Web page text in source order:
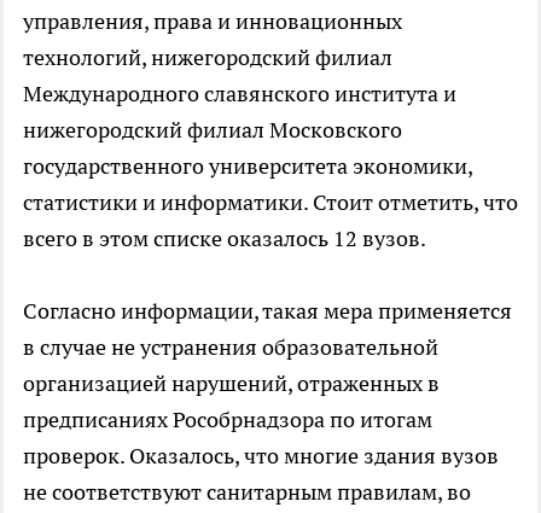
управления, права и инновационных
технологий, нижегородский филиал
Международного славянского института и
нижегородский филиал Московского
государственного университета экономики,
статистики и информатики. Стоит отметить, что
всего в этом списке оказалось 12 вузов.
Согласно информации, такая мера применяется
в случае не устранения образовательной
организацией нарушений, отраженных в
предписаниях Рособрнадзора по итогам
проверок. Оказалось, что многие здания вузов
не соответствуют санитарным правилам, во